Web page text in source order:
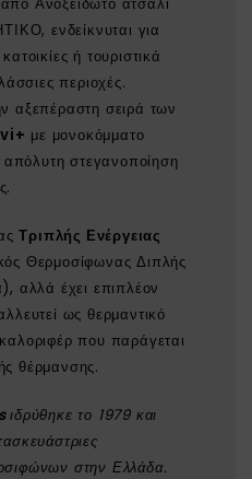
ενδείκνυται για
ή τουριστικά
περιοχές.
αξεπέραστη σειρά των
με μονοκόμματο
στεγανοποίηση
Τριπλής Ενέργειας
Θερμοσίφωνας Διπλής
αλλά έχει επιπλέον
ως θερμαντικό
που παράγεται
θέρμανσης.
ιδρύθηκε το 1979 και
στην Ελλάδα.